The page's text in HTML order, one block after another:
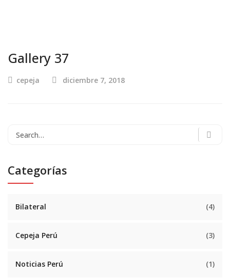
Gallery 37
cepeja diciembre 7, 2018
Categorías
Bilateral (4)
Cepeja Perú (3)
Noticias Perú (1)